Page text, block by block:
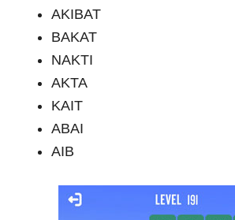
AKIBAT
BAKAT
NAKTI
AKTA
KAIT
ABAI
AIB